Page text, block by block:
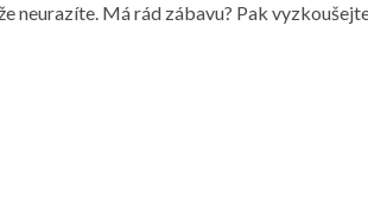
neurazíte. Má rád zábavu? Pak